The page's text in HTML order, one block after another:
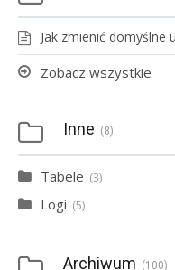
Jak zmienić domyślne
Zobacz wszystkie
Inne 8
Tabele 3
Logi 5
Archiwum 100